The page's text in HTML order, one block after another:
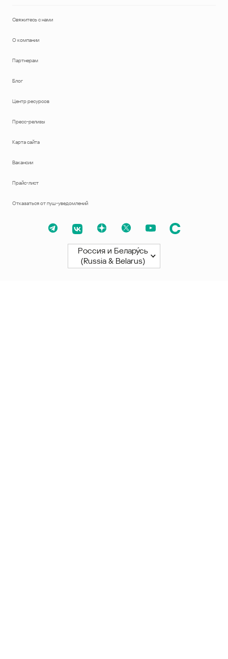
Свяжитесь с нами
О компании
Партнерам
Блог
Центр ресурсов
Пресс-релизы
Карта сайта
Вакансии
Прайс-лист
Отказаться от пуш-уведомлений
Россия и Белару́сь
(Russia & Belarus)